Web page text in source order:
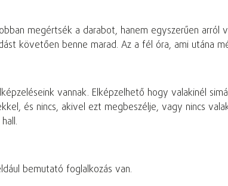
megértsék a darabot, hanem egyszerűen
követően benne marad. Az a fél óra, ami utána
vannak. Elképzelhető hogy valakinél
és nincs, akivel ezt megbeszélje, vagy nincs
bemutató foglalkozás van.